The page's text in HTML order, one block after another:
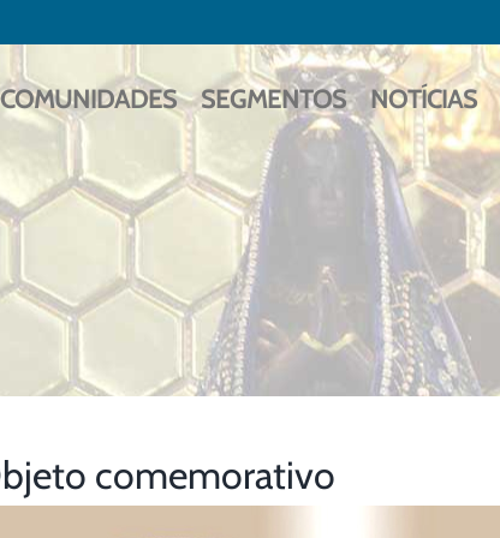
COMUNIDADES SEGMENTOS NOTÍCIAS
comemorativo